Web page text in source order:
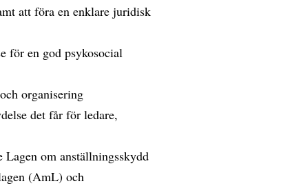
att föra en enklare juridisk
för en god psykosocial
organisering
det får för ledare,
om anställningsskydd
(AmL) och